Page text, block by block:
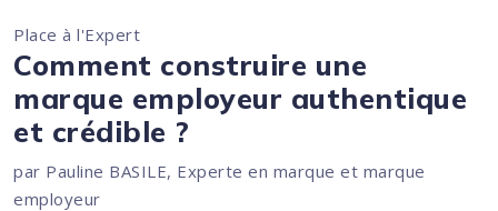
Place à l'Expert
Comment construire une
marque employeur authentique
et crédible ?
par Pauline BASILE, Experte en marque et marque
employeur